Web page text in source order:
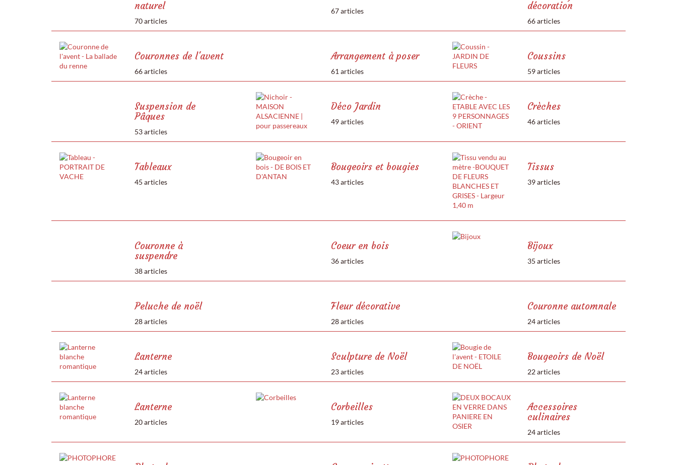
naturel
70 articles
67 articles
décoration
66 articles
Couronnes de l'avent
66 articles
Arrangement à poser
61 articles
Coussins
59 articles
Suspension de
Pâques
53 articles
Déco Jardin
49 articles
Crèches
46 articles
Tableaux
45 articles
Bougeoirs et bougies
43 articles
Tissus
39 articles
Couronne à
suspendre
38 articles
Coeur en bois
36 articles
Bijoux
35 articles
Peluche de noël
28 articles
Fleur décorative
28 articles
Couronne automnale
24 articles
Lanterne
24 articles
Sculpture de Noël
23 articles
Bougeoirs de Noël
22 articles
Lanterne
20 articles
Corbeilles
19 articles
Accessoires
culinaires
24 articles